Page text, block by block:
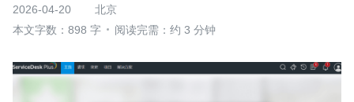
2026-04-20
北京
本文字数：898 字
阅读完需：约 3 分钟